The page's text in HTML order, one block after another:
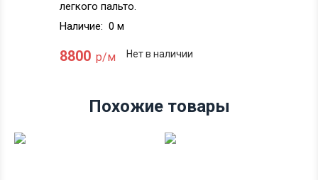
легкого пальто.
Наличие: 0 м
8800 р/м Нет в наличии
Похожие товары